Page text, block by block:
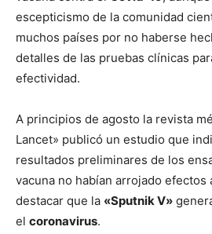
escepticismo de la comunidad
muchos países por no haberse
detalles de las pruebas clínicas
efectividad.
A principios de agosto la revista
Lancet» publicó un estudio que
resultados preliminares de los
vacuna no habían arrojado efectos
destacar que la «Sputnik V»
el coronavirus.